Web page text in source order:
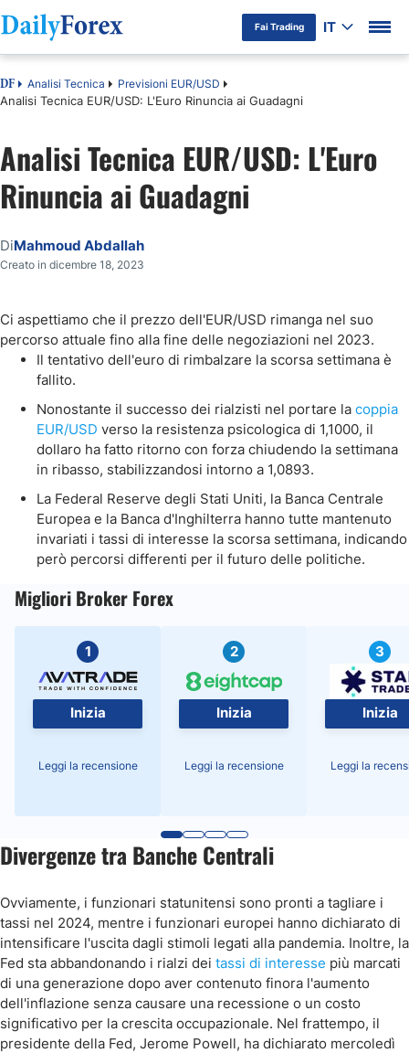
Fai Trading IT
DF Analisi Tecnica Previsioni EUR/USD
Analisi Tecnica EUR/USD: L'Euro Rinuncia ai Guadagni
Analisi Tecnica EUR/USD: L'Euro
Rinuncia ai Guadagni
DiMahmoud Abdallah
Creato in dicembre 18, 2023
Ci aspettiamo che il prezzo dell'EUR/USD rimanga nel suo
percorso attuale fino alla fine delle negoziazioni nel 2023.
Il tentativo dell'euro di rimbalzare la scorsa settimana è
fallito.
Nonostante il successo dei rialzisti nel portare la coppia
EUR/USD verso la resistenza psicologica di 1,1000, il
dollaro ha fatto ritorno con forza chiudendo la settimana
in ribasso, stabilizzandosi intorno a 1,0893.
La Federal Reserve degli Stati Uniti, la Banca Centrale
Europea e la Banca d'Inghilterra hanno tutte mantenuto
invariati i tassi di interesse la scorsa settimana, indicando
però percorsi differenti per il futuro delle politiche.
Migliori Broker Forex
1
Inizia
Leggi la recensione
2
Inizia
Leggi la recensione
3
Inizia
Leggi la
Divergenze tra Banche Centrali
Ovviamente, i funzionari statunitensi sono pronti a tagliare i
tassi nel 2024, mentre i funzionari europei hanno dichiarato di
intensificare l'uscita dagli stimoli legati alla pandemia. Inoltre, la
Fed sta abbandonando i rialzi dei tassi di interesse più marcati
di una generazione dopo aver contenuto finora l'aumento
dell'inflazione senza causare una recessione o un costo
significativo per la crescita occupazionale. Nel frattempo, il
presidente della Fed, Jerome Powell, ha dichiarato mercoledì